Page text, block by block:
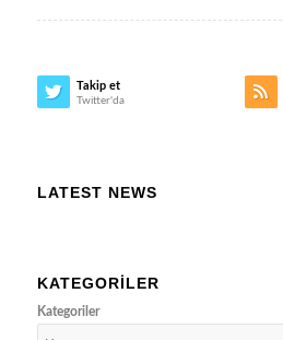
Takip et
Twitter'da
LATEST NEWS
KATEGORILER
Kategoriler